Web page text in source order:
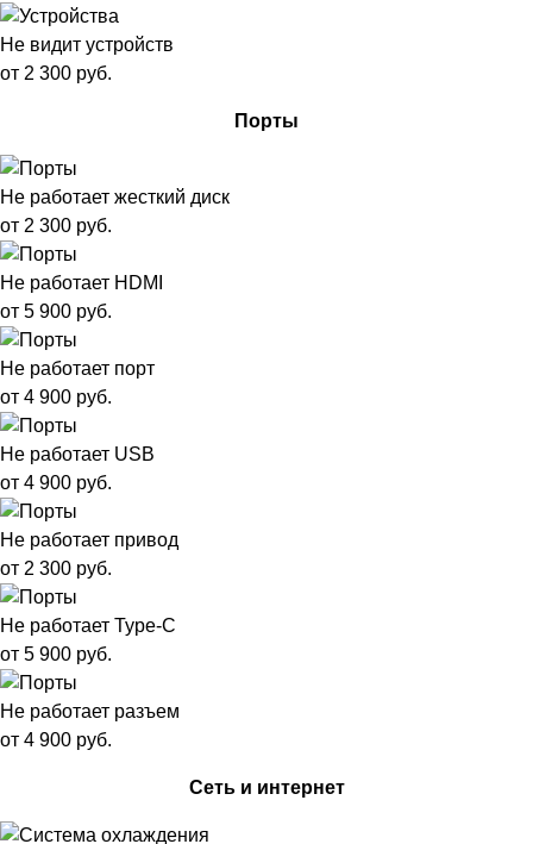
Не видит устройств
от 2 300 руб.
Порты
Не работает жесткий диск
от 2 300 руб.
Не работает HDMI
от 5 900 руб.
Не работает порт
от 4 900 руб.
Не работает USB
от 4 900 руб.
Не работает привод
от 2 300 руб.
Не работает Type-C
от 5 900 руб.
Не работает разъем
от 4 900 руб.
Сеть и интернет